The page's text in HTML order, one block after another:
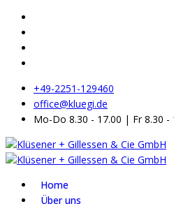
+49-2251-129460
office@kluegi.de
Mo-Do 8.30 - 17.00 | Fr 8.30 -
Home
Über uns